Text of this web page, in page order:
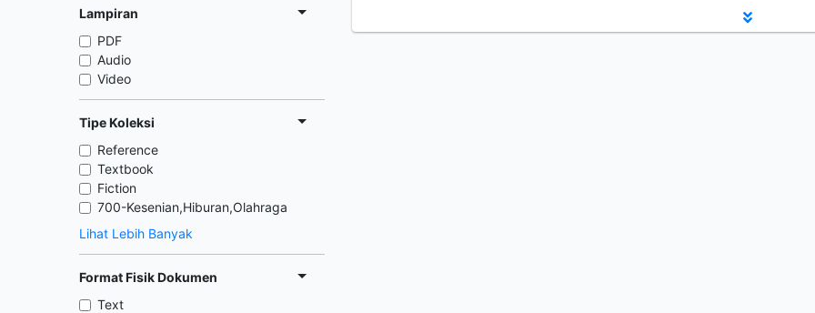
Lampiran
PDF
Audio
Video
Tipe Koleksi
Reference
Textbook
Fiction
700-Kesenian,Hiburan,Olahraga
Lihat Lebih Banyak
Format Fisik Dokumen
Text